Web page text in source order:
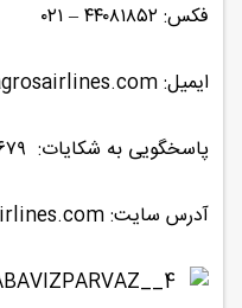
فکس: ۴۴۰۸۱۸۵۲ – ۰۲۱
ایمیل: info@zagrosairlines.com
پاسخگویی به شکایات: ۴۴۰۶۰۶۷۹ – ۰۲۱
آدرس سایت: http://www.zagrosairlines.com